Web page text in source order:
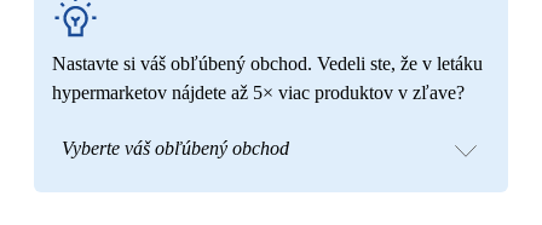
Nastavte si váš obľúbený obchod. Vedeli ste, že v letáku
hypermarketov nájdete až 5× viac produktov v zľave?
Vyberte váš obľúbený obchod